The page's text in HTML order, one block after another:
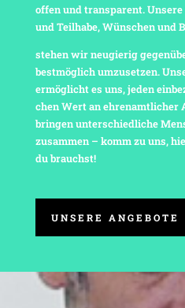
offen und trans­pa­rent.
und Teil­habe, Wünschen und
stehen wir neugierig
best­mög­lich umzu­setzen.
ermög­licht es uns, jeden
chen Wert an ehren­amt­li­cher
bringen unter­schied­liche
zusammen – komm zu uns,
du brauchst!
UNSERE ANGEBOTE